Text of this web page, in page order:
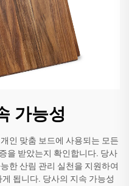
가능성
인 맞춤 보드에 사용되는 모든
을 받았는지 확인합니다. 당사
한 산림 관리 실천을 지원하여
됩니다. 당사의 지속 가능성